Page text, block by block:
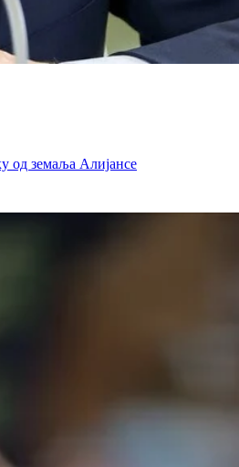
од земаља Алијансе